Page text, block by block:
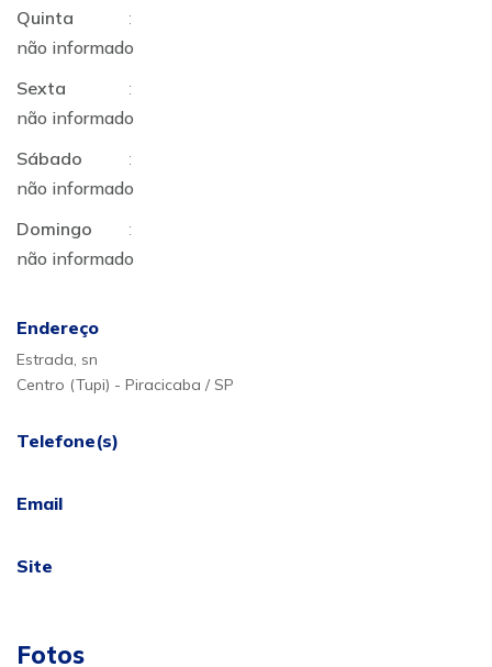
Quinta
:
não informado
Sexta
:
não informado
Sábado
:
não informado
Domingo
:
não informado
Endereço
Estrada, sn
Centro (Tupi) - Piracicaba / SP
Telefone(s)
Email
Site
Fotos